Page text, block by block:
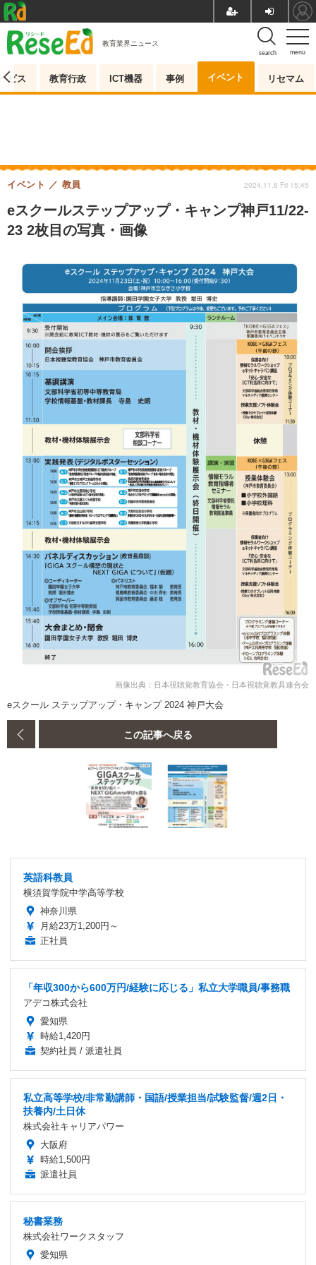
menu
search
教育業界ニュース
ビス 教育行政 ICT機器 事例 イベント リセマム
eスクールステップアップ・キャンプ神戸11/22-
23 2枚目の写真・画像
イベント 教員 2024.11.8 Fri 15:45
画像出典：日本視聴覚教育協会・日本視聴覚教具連合会
eスクール ステップアップ・キャンプ 2024 神戸大会
この記事へ戻る
英語科教員
横須賀学院中学高等学校
神奈川県
月給23万1,200円～
正社員
「年収300から600万円/経験に応じる」私立大学職員/事務職
アデコ株式会社
愛知県
時給1,420円
契約社員 / 派遣社員
私立高等学校/非常勤講師・国語/授業担当/試験監督/週2日・
扶養内/土日休
株式会社キャリアパワー
大阪府
時給1,500円
派遣社員
秘書業務
株式会社ワークスタッフ
愛知県